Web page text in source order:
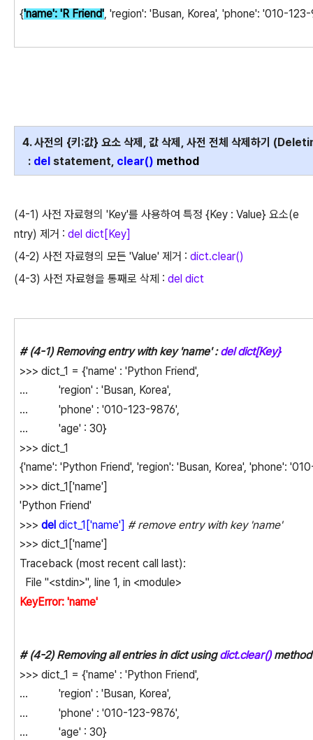
{'name': 'R Friend', 'region': 'Busan, Korea', 'phone': '010-
4. 사전의 {키:값} 요소 삭제, 값 삭제, 사전 전체 삭제하기
: del statement, clear() method
(4-1) 사전 자료형의 'Key'를 사용하여 특정 {Key : Value} 요소(e
ntry) 제거 : del dict[Key]
(4-2) 사전 자료형의 모든 'Value' 제거 : dict.clear()
(4-3) 사전 자료형을 통째로 삭제 : del dict
# (4-1) Removing entry with key 'name' :del dict[Key}
>>> dict_1 = {'name' : 'Python Friend',
... 'region' : 'Busan, Korea',
... 'phone' : '010-123-9876',
... 'age' : 30}
>>> dict_1
{'name': 'Python Friend', 'region': 'Busan, Korea', 'phone':
>>> dict_1['name']
'Python Friend'
>>> del dict_1['name'] # remove entry with key 'name'
>>> dict_1['name']
Traceback (most recent call last):
File "<stdin>", line 1, in <module>
KeyError: 'name'
# (4-2) Removing all entries in dict usingdict.clear()method
>>> dict_1 = {'name' : 'Python Friend',
... 'region' : 'Busan, Korea',
... 'phone' : '010-123-9876',
... 'age' : 30}